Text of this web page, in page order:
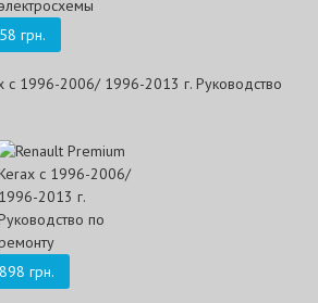
грн.
с 1996-2006/ 1996-2013 г. Руководство
грн.